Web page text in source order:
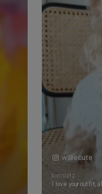
williecute
koccovlz